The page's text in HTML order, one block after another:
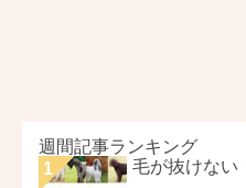
週間記事ランキング
毛が抜けない